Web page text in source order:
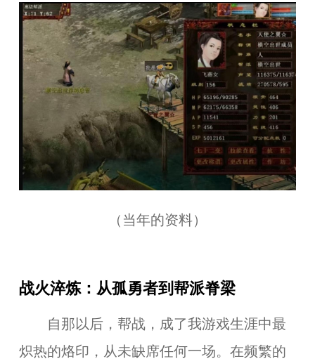
（当年的资料）
战火淬炼：从孤勇者到帮派脊梁
自那以后， 帮战，成了我游戏生涯中最
炽热的烙印 ，从未缺席任何一场。在频繁的